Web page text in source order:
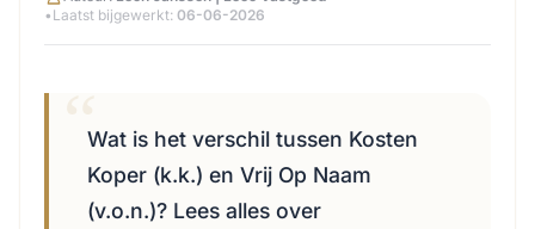
• Laatst bijgewerkt: 06-06-2026
Wat is het verschil tussen Kosten
Koper (k.k.) en Vrij Op Naam
(v.o.n.)? Lees alles over